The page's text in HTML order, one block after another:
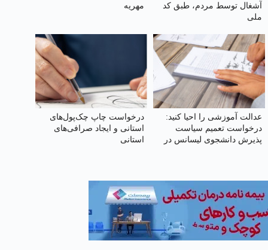
آشغال توسط مردم، طبق کد
ملی
مهریه
عدالت آموزشی را احیا کنید:
درخواست تعمیم سیاست
پذیرش دانشجوی لیسانس در
درخواست چاپ چک‌‌پول‌‌های
استانی و ایجاد صرافی‌‌های
استانی